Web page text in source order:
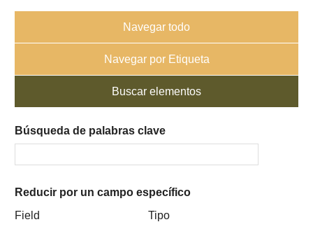
Navegar todo
Navegar por Etiqueta
Buscar elementos
Búsqueda de palabras clave
of
Reducir por un campo específico
Campo
Tipo
Términos
Ensamblador
Field Tipo